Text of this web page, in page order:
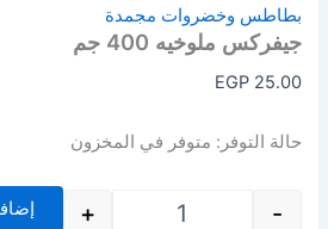
بطاطس وخضروات مجمدة
جيفركس ملوخيه 400 جم
EGP25.00
حالة التوفر: متوفر في المخزون
-
+